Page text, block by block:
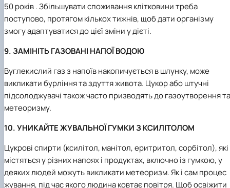
50 років . Збільшувати споживання клітковини треба
поступово, протягом кількох тижнів, щоб дати організму
змогу адаптуватися до цієї зміни у дієті.
9. ЗАМІНІТЬ ГАЗОВАНІ НАПОЇ ВОДОЮ
Вуглекислий газ з напоїв накопичується в шлунку, може
викликати бурління та здуття живота. Цукор або штучні
підсолоджувачі також часто призводять до газоутворення та
метеоризму.
10. УНИКАЙТЕ ЖУВАЛЬНОЇ ГУМКИ З КСИЛІТОЛОМ
Цукрові спирти (ксилітол, манітол, еритритол, сорбітол), які
містяться у різних напоях і продуктах, включно із гумкою, у
деяких людей можуть викликати метеоризм. Як і сам процес
жування, під час якого людина ковтає повітря. Щоб освіжити